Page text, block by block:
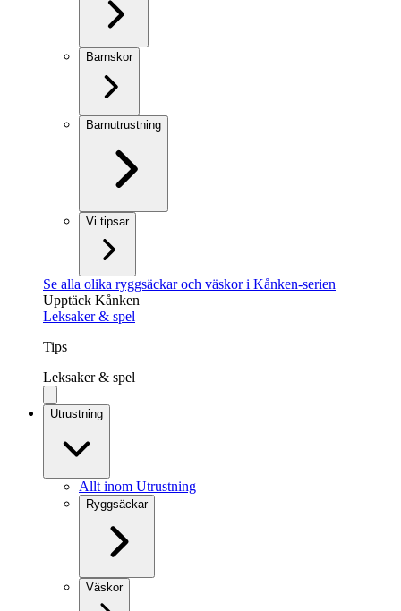
Barnskor
Barnutrustning
Vi tipsar
Se alla olika ryggsäckar och väskor i Kånken-serien
Upptäck Kånken
Leksaker & spel
Tips
Leksaker & spel
Utrustning
Allt inom Utrustning
Ryggsäckar
Väskor